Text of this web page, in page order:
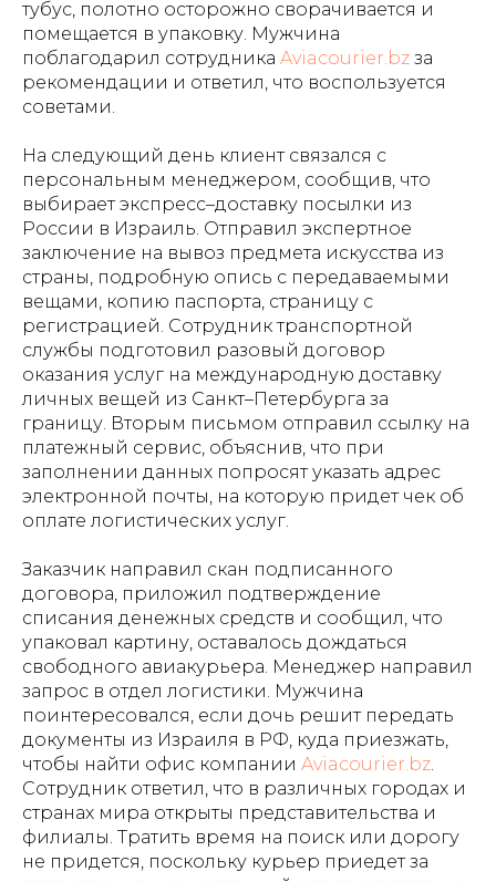
тубус, полотно осторожно сворачивается и
помещается в упаковку. Мужчина
поблагодарил сотрудника Aviacourier.bz за
рекомендации и ответил, что воспользуется
советами.
На следующий день клиент связался с
персональным менеджером, сообщив, что
выбирает экспресс–доставку посылки из
России в Израиль. Отправил экспертное
заключение на вывоз предмета искусства из
страны, подробную опись с передаваемыми
вещами, копию паспорта, страницу с
регистрацией. Сотрудник транспортной
службы подготовил разовый договор
оказания услуг на международную доставку
личных вещей из Санкт–Петербурга за
границу. Вторым письмом отправил ссылку на
платежный сервис, объяснив, что при
заполнении данных попросят указать адрес
электронной почты, на которую придет чек об
оплате логистических услуг.
Заказчик направил скан подписанного
договора, приложил подтверждение
списания денежных средств и сообщил, что
упаковал картину, оставалось дождаться
свободного авиакурьера. Менеджер направил
запрос в отдел логистики. Мужчина
поинтересовался, если дочь решит передать
документы из Израиля в РФ, куда приезжать,
чтобы найти офис компании Aviacourier.bz
Сотрудник ответил, что в различных городах и
странах мира открыты представительства и
филиалы. Тратить время на поиск или дорогу
не придется, поскольку курьер приедет за